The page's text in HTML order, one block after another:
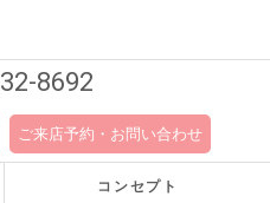
8692
ご来店予約・お問い合わせ
コンセプト